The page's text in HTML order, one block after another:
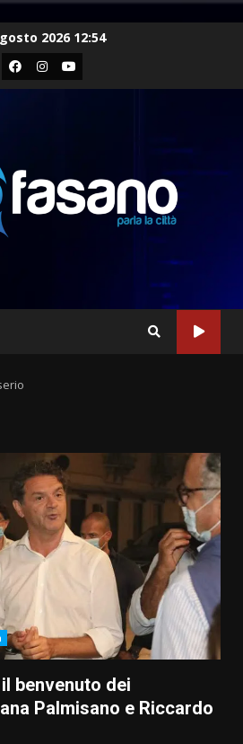
2026 12:54
Facebook
Instagram
Youtube
benvenuto dei
Palmisano e Riccardo